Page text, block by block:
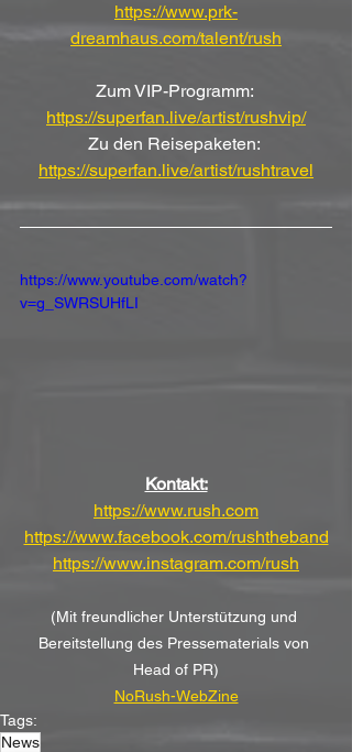
https://www.prk-
dreamhaus.com/talent/rush
Zum VIP-Programm:
https://superfan.live/artist/rushvip/
Zu den Reisepaketen:
https://superfan.live/artist/rushtravel
https://www.youtube.com/watch?
v=g_SWRSUHfLI
Kontakt:
https://www.rush.com
https://www.facebook.com/rushtheband
https://www.instagram.com/rush
(Mit freundlicher Unterstützung und
Bereitstellung des Pressematerials von
Head of PR)
NoRush-WebZine
Tags:
News